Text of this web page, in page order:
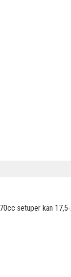
setuper kan